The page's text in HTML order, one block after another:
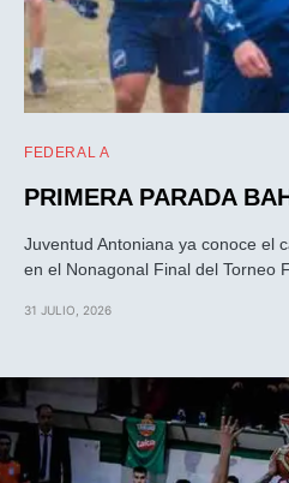
FEDERAL A
PRIMERA PARADA
Juventud Antoniana ya conoce el
en el Nonagonal Final del Torneo
31 JULIO, 2026